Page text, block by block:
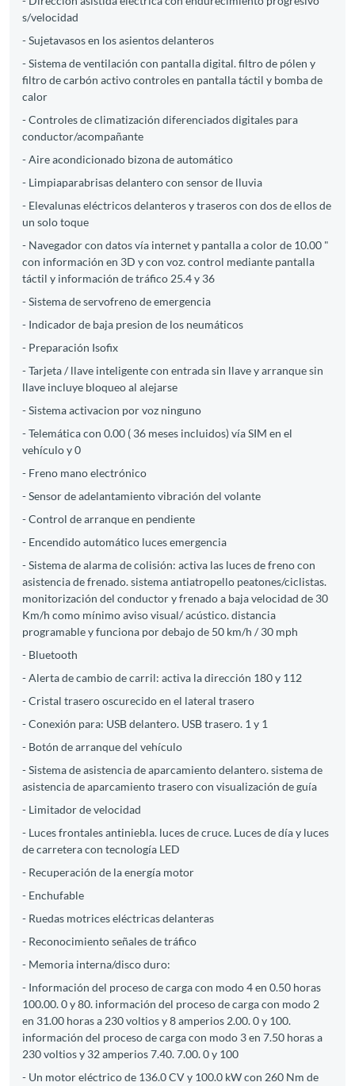
s/velocidad
- Sujetavasos en los asientos delanteros
- Sistema de ventilación con pantalla digital. filtro de pólen y
filtro de carbón activo controles en pantalla táctil y bomba de
calor
- Controles de climatización diferenciados digitales para
conductor/acompañante
- Aire acondicionado bizona de automático
- Limpiaparabrisas delantero con sensor de lluvia
- Elevalunas eléctricos delanteros y traseros con dos de ellos de
un solo toque
- Navegador con datos vía internet y pantalla a color de 10.00 "
con información en 3D y con voz. control mediante pantalla
táctil y información de tráfico 25.4 y 36
- Sistema de servofreno de emergencia
- Indicador de baja presion de los neumáticos
- Preparación Isofix
- Tarjeta / llave inteligente con entrada sin llave y arranque sin
llave incluye bloqueo al alejarse
- Sistema activacion por voz ninguno
- Telemática con 0.00 ( 36 meses incluidos) vía SIM en el
vehículo y 0
- Freno mano electrónico
- Sensor de adelantamiento vibración del volante
- Control de arranque en pendiente
- Encendido automático luces emergencia
- Sistema de alarma de colisión: activa las luces de freno con
asistencia de frenado. sistema antiatropello peatones/ciclistas.
monitorización del conductor y frenado a baja velocidad de 30
Km/h como mínimo aviso visual/ acústico. distancia
programable y funciona por debajo de 50 km/h / 30 mph
- Bluetooth
- Alerta de cambio de carril: activa la dirección 180 y 112
- Cristal trasero oscurecido en el lateral trasero
- Conexión para: USB delantero. USB trasero. 1 y 1
- Botón de arranque del vehículo
- Sistema de asistencia de aparcamiento delantero. sistema de
asistencia de aparcamiento trasero con visualización de guía
- Limitador de velocidad
- Luces frontales antiniebla. luces de cruce. Luces de día y luces
de carretera con tecnología LED
- Recuperación de la energía motor
- Enchufable
- Ruedas motrices eléctricas delanteras
- Reconocimiento señales de tráfico
- Memoria interna/disco duro:
- Información del proceso de carga con modo 4 en 0.50 horas
100.00. 0 y 80. información del proceso de carga con modo 2
en 31.00 horas a 230 voltios y 8 amperios 2.00. 0 y 100.
información del proceso de carga con modo 3 en 7.50 horas a
230 voltios y 32 amperios 7.40. 7.00. 0 y 100
- Un motor eléctrico de 136.0 CV y 100.0 kW con 260 Nm de